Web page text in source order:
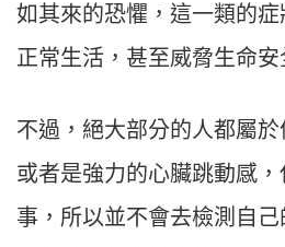
如其來的恐懼，這⼀類的
正常⽣活，甚至威脅⽣命安
不過，絕⼤部分的⼈都屬於
或者是強⼒的⼼臟跳動感
事，所以並不會去檢測⾃